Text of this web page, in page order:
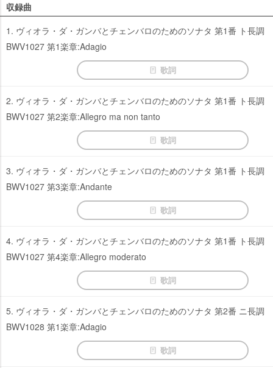
収録曲
1. ヴィオラ・ダ・ガンバとチェンバロのためのソナタ 第1番 ト長調
BWV1027 第1楽章:Adagio
歌詞
2. ヴィオラ・ダ・ガンバとチェンバロのためのソナタ 第1番 ト長調
BWV1027 第2楽章:Allegro ma non tanto
歌詞
3. ヴィオラ・ダ・ガンバとチェンバロのためのソナタ 第1番 ト長調
BWV1027 第3楽章:Andante
歌詞
4. ヴィオラ・ダ・ガンバとチェンバロのためのソナタ 第1番 ト長調
BWV1027 第4楽章:Allegro moderato
歌詞
5. ヴィオラ・ダ・ガンバとチェンバロのためのソナタ 第2番 ニ長調
BWV1028 第1楽章:Adagio
歌詞